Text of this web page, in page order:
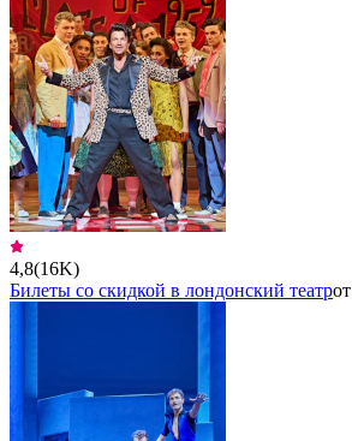
4,8(16K)
Билеты со скидкой в лондонский театр